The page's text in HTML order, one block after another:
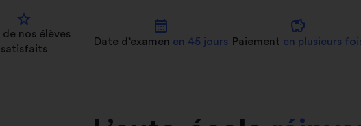
star
de nos élèves
satisfaits
calendar_month
Date d’examen en 45 jours
savings
Paiement en plusieurs